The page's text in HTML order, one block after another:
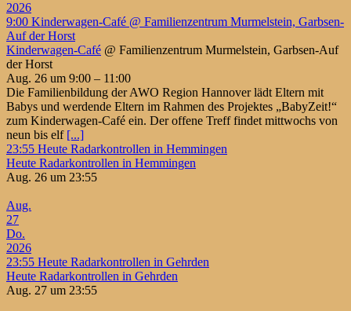
2026
9:00 Kinderwagen-Café @ Familienzentrum Murmelstein, Garbsen-
Auf der Horst
Kinderwagen-Café @ Familienzentrum Murmelstein, Garbsen-Auf
der Horst
Aug. 26 um 9:00 – 11:00
Die Familienbildung der AWO Region Hannover lädt Eltern mit
Babys und werdende Eltern im Rahmen des Projektes „BabyZeit!“
zum Kinderwagen-Café ein. Der offene Treff findet mittwochs von
neun bis elf [...]
23:55 Heute Radarkontrollen in Hemmingen
Heute Radarkontrollen in Hemmingen
Aug. 26 um 23:55
Aug.
27
Do.
2026
23:55 Heute Radarkontrollen in Gehrden
Heute Radarkontrollen in Gehrden
Aug. 27 um 23:55